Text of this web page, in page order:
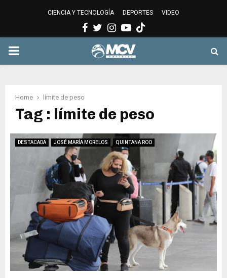
CIENCIA Y TECNOLOGÍA DEPORTES VIDEO
Facebook
Twitter
Instagram
Youtube
PRIMARY
Home límite de peso
Tag : límite de peso
DESTACADA JOSÉ MARÍA MORELOS QUINTANA ROO